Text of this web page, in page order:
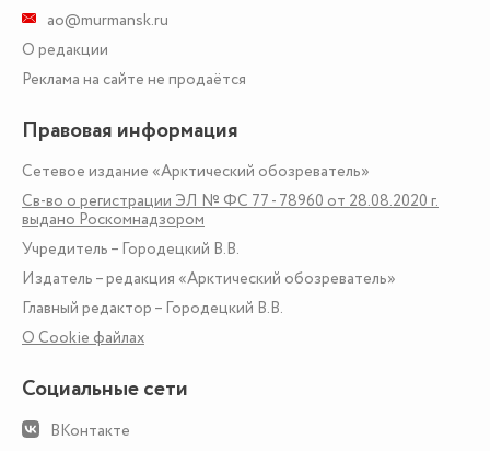
ao@murmansk.ru
О редакции
Реклама на сайте не продаётся
Правовая информация
Сетевое издание «Арктический обозреватель»
Св-во о регистрации ЭЛ № ФС 77 - 78960 от 28.08.2020 г.
выдано Роскомнадзором
Учредитель – Городецкий В.В.
Издатель – редакция «Арктический обозреватель»
Главный редактор – Городецкий В.В.
О Сookie файлах
Социальные сети
ВКонтакте